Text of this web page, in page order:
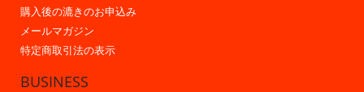
購入後の漉きのお申込み
メールマガジン
特定商取引法の表示
BUSINESS